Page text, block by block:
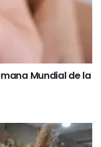
Mundial de la